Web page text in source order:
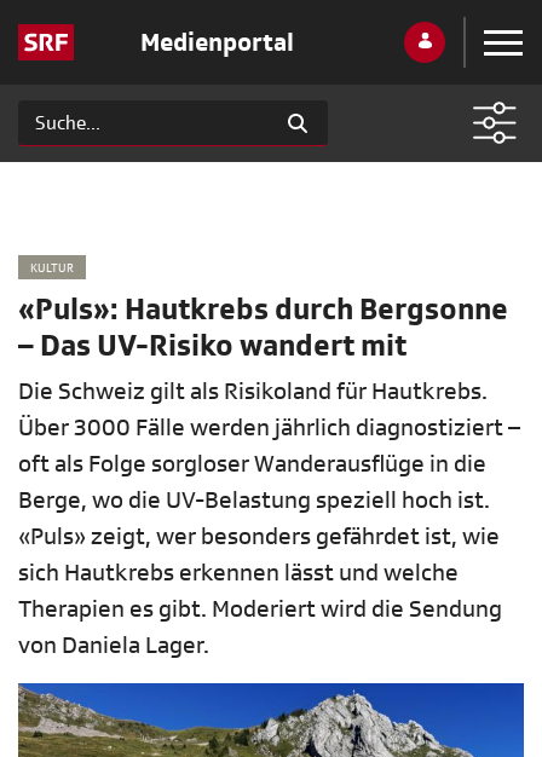
Medienportal
KULTUR
«Puls»: Hautkrebs durch Bergsonne
– Das UV-Risiko wandert mit
Die Schweiz gilt als Risikoland für Hautkrebs.
Über 3000 Fälle werden jährlich diagnostiziert –
oft als Folge sorgloser Wanderausflüge in die
Berge, wo die UV-Belastung speziell hoch ist.
«Puls» zeigt, wer besonders gefährdet ist, wie
sich Hautkrebs erkennen lässt und welche
Therapien es gibt. Moderiert wird die Sendung
von Daniela Lager.